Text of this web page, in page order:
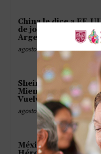
China le dice a
de joder a Huawei
Argentina
agosto 8, 2026
Sheinbaum Cumple
Mientras Protesta
Vuelve Teatro
agosto 8, 2026
México Sub-20